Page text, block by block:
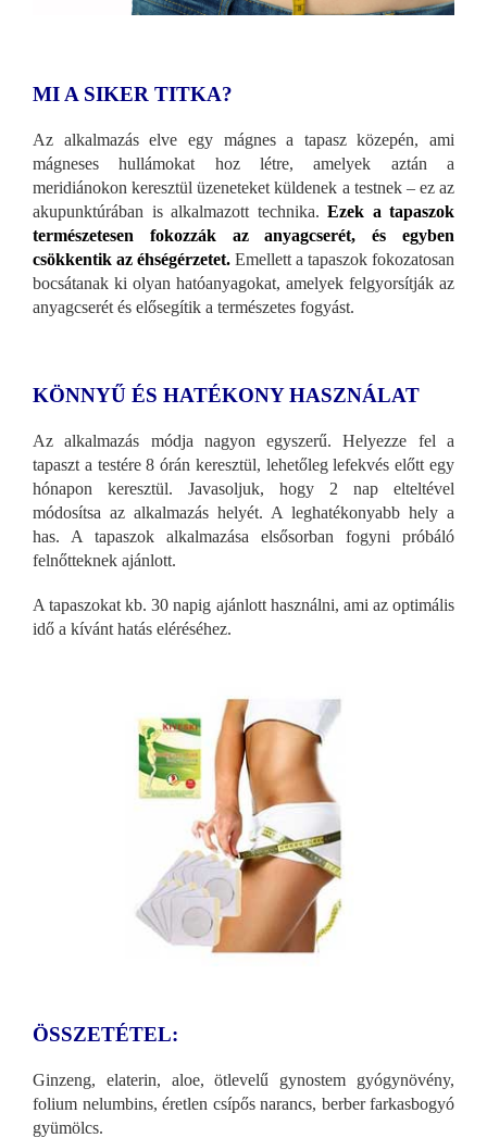
MI A SIKER TITKA?
Az alkalmazás elve egy mágnes a tapasz közepén, ami
mágneses hullámokat hoz létre, amelyek aztán a
meridiánokon keresztül üzeneteket küldenek a testnek – ez az
akupunktúrában is alkalmazott technika. Ezek a tapaszok
természetesen fokozzák az anyagcserét, és egyben
csökkentik az éhségérzetet. Emellett a tapaszok fokozatosan
bocsátanak ki olyan hatóanyagokat, amelyek felgyorsítják az
anyagcserét és elősegítik a természetes fogyást.
KÖNNYŰ ÉS HATÉKONY HASZNÁLAT
Az alkalmazás módja nagyon egyszerű. Helyezze fel a
tapaszt a testére 8 órán keresztül, lehetőleg lefekvés előtt egy
hónapon keresztül. Javasoljuk, hogy 2 nap elteltével
módosítsa az alkalmazás helyét. A leghatékonyabb hely a
has. A tapaszok alkalmazása elsősorban fogyni próbáló
felnőtteknek ajánlott.
A tapaszokat kb. 30 napig ajánlott használni, ami az optimális
idő a kívánt hatás eléréséhez.
ÖSSZETÉTEL:
Ginzeng, elaterin, aloe, ötlevelű gynostem gyógynövény,
folium nelumbins, éretlen csípős narancs, berber farkasbogyó
gyümölcs.